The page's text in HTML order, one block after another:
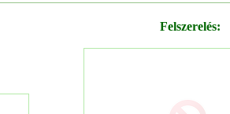
Felszerelés: